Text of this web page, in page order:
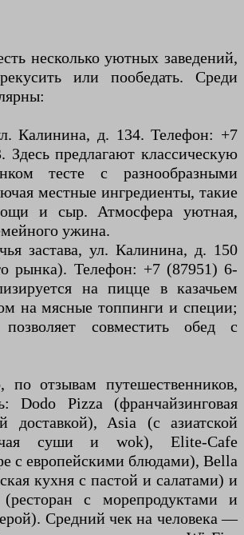
несколько уютных заведений,
или пообедать. Среди
Калинина, д. 134. Телефон: +7
Здесь предлагают классическую
тесте с разнообразными
местные ингредиенты, такие
и сыр. Атмосфера уютная,
ужина.
застава, ул. Калинина, д. 150
рынка). Телефон: +7 (87951) 6-
на пицце в казачьем
на мясные топпинги и специи;
совместить обед с
по отзывам путешественников,
Dodo Pizza (франчайзинговая
доставкой), Asia (с азиатской
суши и wok), Elite-Cafe
с европейскими блюдами), Bella
кухня с пастой и салатами) и
с морепродуктами и
Средний чек на человека —